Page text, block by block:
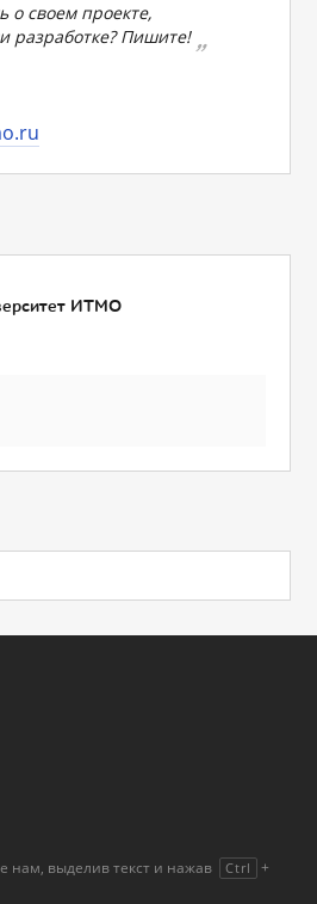
о своем проекте,
разработке? Пишите!
ИТМО
нам, выделив текст и нажав Ctrl +